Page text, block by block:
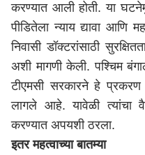
करण्यात आली होती. या
पीडितेला न्याय द्यावा आणि
निवासी डॉक्टरांसाठी
अशी मागणी केली. पश्चिम
टीएमसी सरकारने हे प्रकरण
लागले आहे. यावेळी त्यांचा
करण्यात अपयशी ठरला.
इतर महत्वाच्या बातम्या